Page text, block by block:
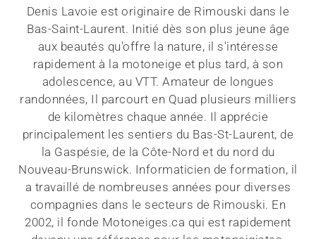
Denis Lavoie est originaire de Rimouski dans le
Bas-Saint-Laurent. Initié dès son plus jeune âge
aux beautés qu'offre la nature, il s'intéresse
rapidement à la motoneige et plus tard, à son
adolescence, au VTT. Amateur de longues
randonnées, Il parcourt en Quad plusieurs milliers
de kilomètres chaque année. Il apprécie
principalement les sentiers du Bas-St-Laurent, de
la Gaspésie, de la Côte-Nord et du nord du
Nouveau-Brunswick. Informaticien de formation, il
a travaillé de nombreuses années pour diverses
compagnies dans le secteurs de Rimouski. En
2002, il fonde Motoneiges.ca qui est rapidement